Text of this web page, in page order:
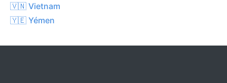
🇻🇳 Vietnam
🇾🇪 Yémen